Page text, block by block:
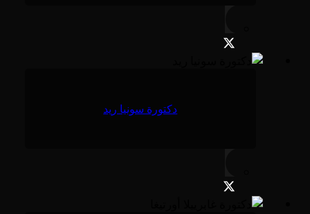
دكتورة سونيا ريد